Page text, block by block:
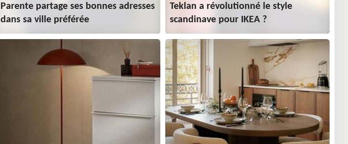
Parente partage ses bonnes adresses
dans sa ville préférée
Teklan a révolutionné le style
scandinave pour IKEA ?